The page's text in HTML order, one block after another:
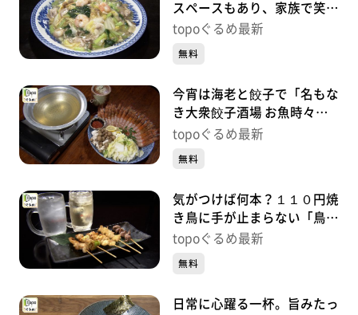
スペースもあり、家族で笑顔
「居酒屋 風花」（泉区泉中
topoぐるめ最新
無料
今宵は海老と餃子で「名もな
き大衆餃子酒場 お魚時々日
本酒 泉中央店」（泉区泉中
topoぐるめ最新
無料
気がつけば何本？１１０円焼
き鳥に手が止まらない「鳥馬
商店 泉中央店」（泉区泉中
topoぐるめ最新
無料
日常に心躍る一杯。旨みたっ